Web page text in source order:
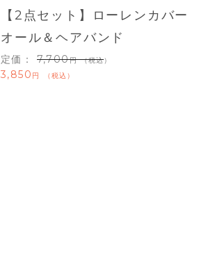
【2点セット】ローレンカバー
オール＆ヘアバンド
定価： 7,700 （税込）
3,850 税込